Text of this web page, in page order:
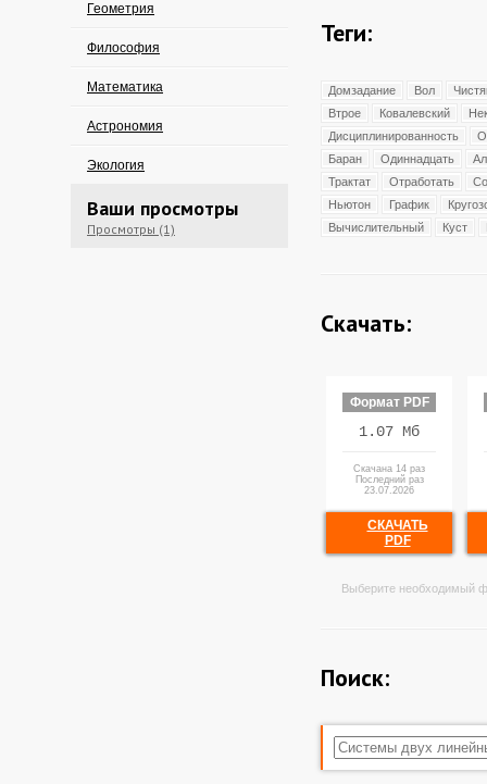
Геометрия
Философия
Математика
Астрономия
Экология
Ваши просмотры
Просмотры (1)
Теги:
Домзадание Вол
Втрое
Ковалевский
Дисциплинированность
Баран
Одиннадцать
Трактат
Отработать
Ньютон
График
Вычислительный
Куст
Скачать:
Формат PDF
1.07 Мб
Скачана 14 раз
Последний раз
23.07.2026
СКАЧАТЬ
PDF
Выберите необходимый
Поиск: